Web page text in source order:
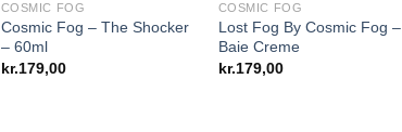
COSMIC FOG
Cosmic Fog – The Shocker
– 60ml
kr.179,00
COSMIC FOG
Lost Fog By Cosmic Fog –
Baie Creme
kr.179,00